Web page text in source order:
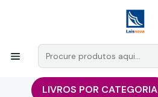
LIVROS POR CATEGORIA